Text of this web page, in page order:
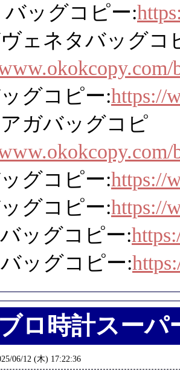
ッグコピー:
ェネタバッグコ
グコピー:https://
ガバッグコピ
グコピー:https://
グコピー:https://
ッグコピー:
ッグコピー:
ロ時計スーパ
06/12 (木) 17:22:36